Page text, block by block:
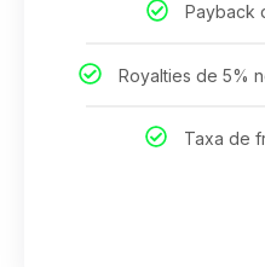
Payback
Royalties de 5%
Taxa de